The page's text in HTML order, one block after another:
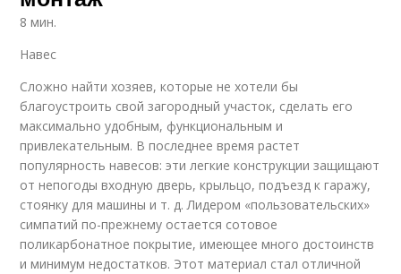
8 мин.
Навес
Сложно найти хозяев, которые не хотели бы
благоустроить свой загородный участок, сделать его
максимально удобным, функциональным и
привлекательным. В последнее время растет
популярность навесов: эти легкие конструкции защищают
от непогоды входную дверь, крыльцо, подъезд к гаражу,
стоянку для машины и т. д. Лидером «пользовательских»
симпатий по-прежнему остается сотовое
поликарбонатное покрытие, имеющее много достоинств
и минимум недостатков. Этот материал стал отличной